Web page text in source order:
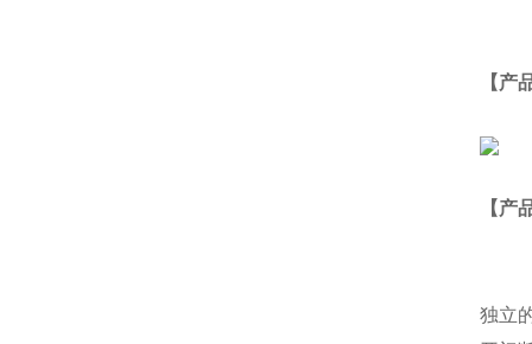
【产
【产
独立